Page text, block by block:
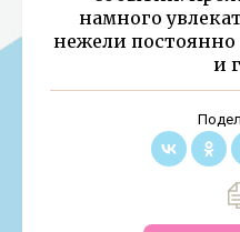
намного
нежели постоянно
и